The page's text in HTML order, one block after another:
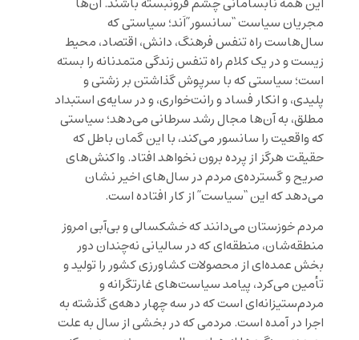
این همه نابسامانی چشم فرو‌نبسته باشند. آن‌ها
مجریان سیاست “سانسور”اَند؛ سیاستی که
سال‌هاست راه تنفس فرهنگ، دانش، اقتصاد، محیط
زیست و در یک کلام راه تنفس زندگی متمدنانه را بسته
است؛ سیاستی که با سرپوش گذاشتن بر زشتی و
پلیدی، و انکار فساد و رانت‌خواری، و در سایه‌ی استبداد
مطلق، به آن‌ها مجال رشد سرطانی می‌دهد؛ سیاستی
که واقعیت را سانسور می‌کند، با این گمان باطل که
حقیقت هرگز از پرده برون نخواهد افتاد. واکنش‌های
صریح و گسترده‌ی مردم در سال‌های اخیر نشان
می‌دهد که این “سیاست” از کار افتاده است.
مردم خوزستان می‌دانند که خشکسالی و بی‌آبی امروز
منطقه‌شان، منطقه‌ای که در سالیانی نه‌چندان دور
بخش عمده‌ای از محصولات کشاورزی کشور را تولید و
تأمین می‌کرد، پیامد سیاست‌های غارتگرانه و
مردم‌ستیزانه‌ای است که در سه چهار دهه‌ی گذشته به
اجرا در‌ آمده است. مردمی که در بخشی از سال به علت